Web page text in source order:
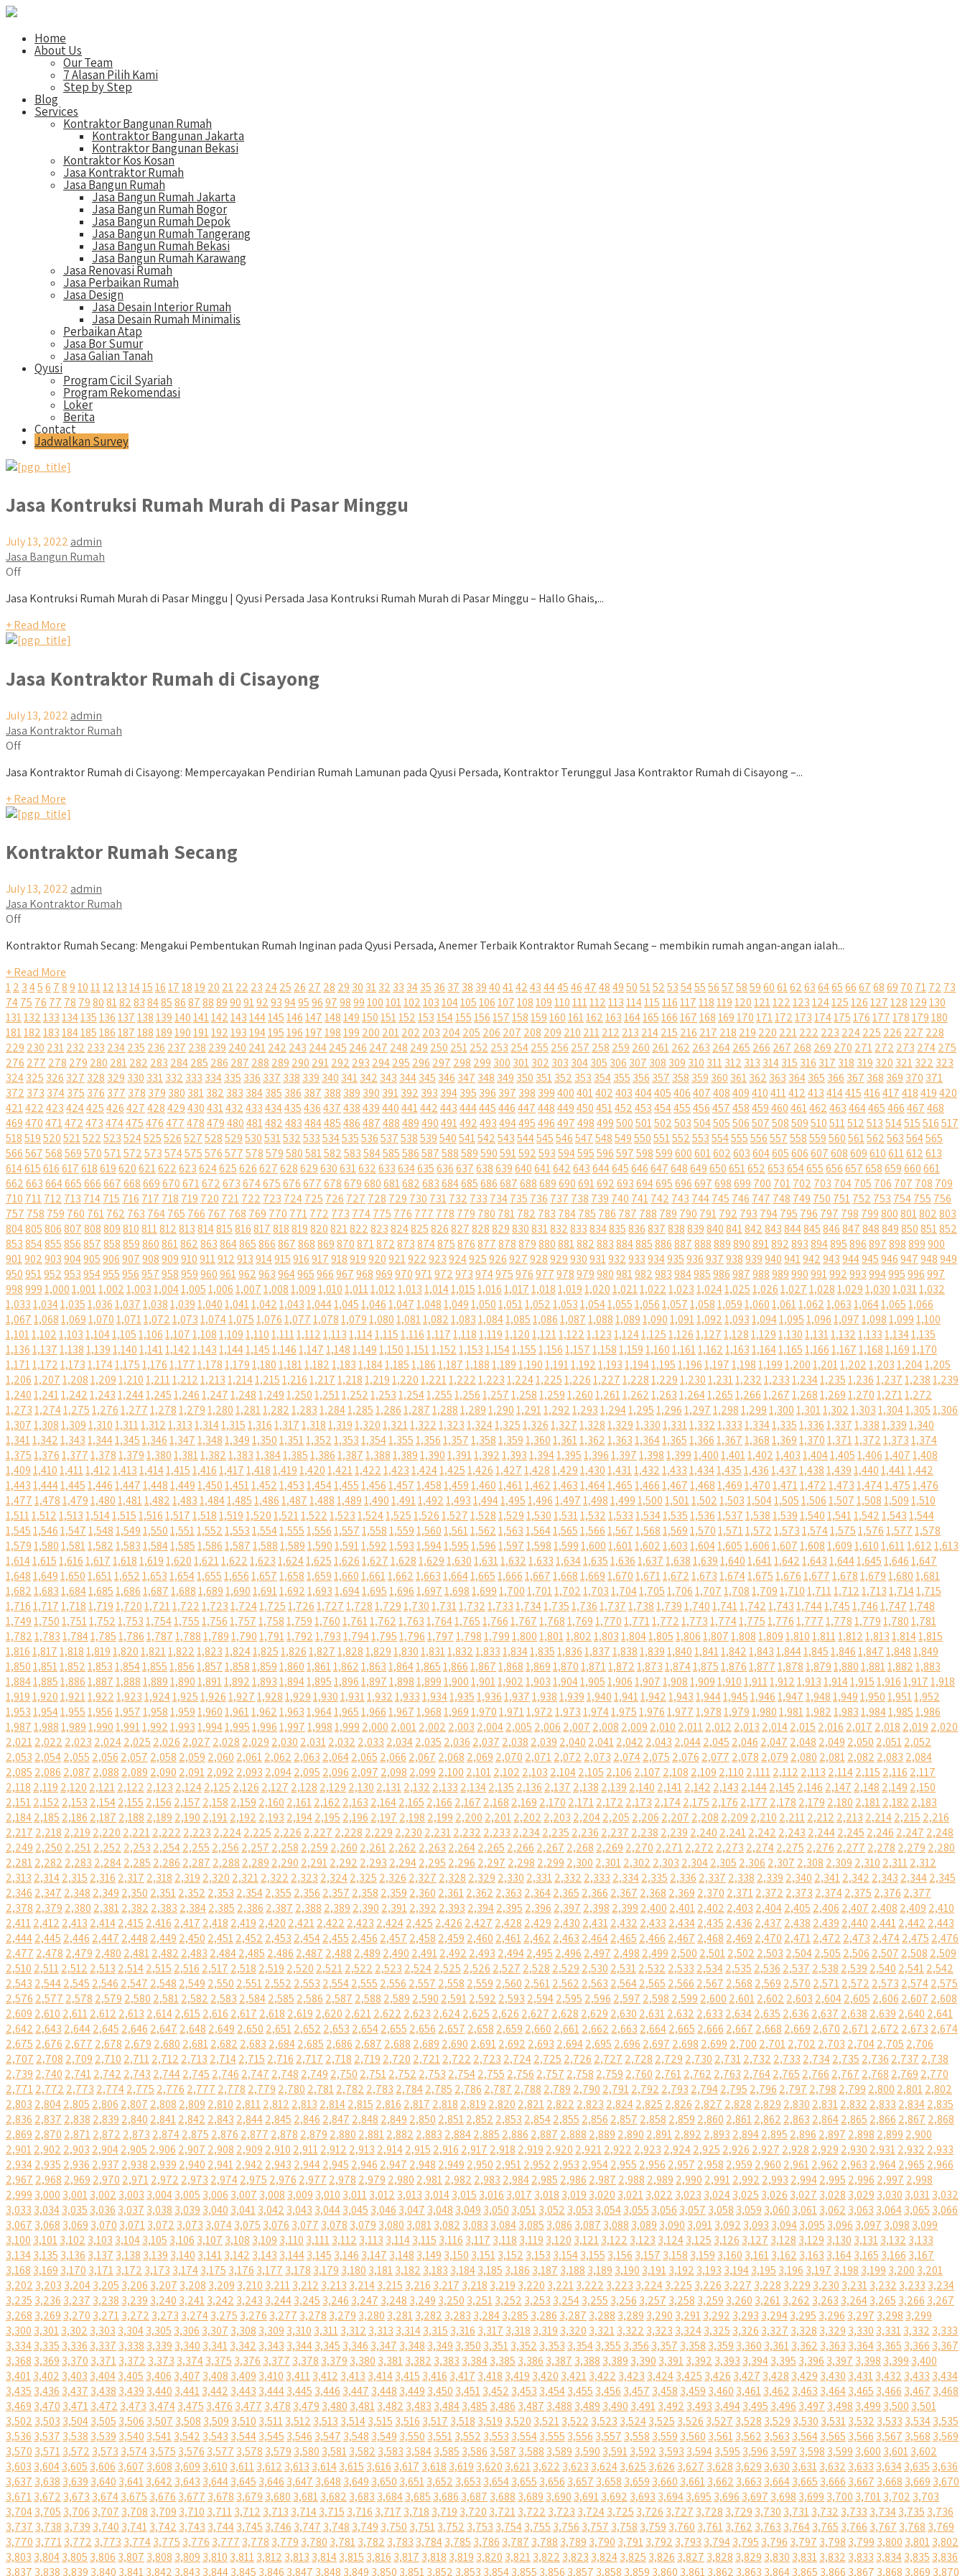
Home
About Us
Our Team
7 Alasan Pilih Kami
Step by Step
Blog
Services
Kontraktor Bangunan Rumah
Kontraktor Bangunan Jakarta
Kontraktor Bangunan Bekasi
Kontraktor Kos Kosan
Jasa Kontraktor Rumah
Jasa Bangun Rumah
Jasa Bangun Rumah Jakarta
Jasa Bangun Rumah Bogor
Jasa Bangun Rumah Depok
Jasa Bangun Rumah Tangerang
Jasa Bangun Rumah Bekasi
Jasa Bangun Rumah Karawang
Jasa Renovasi Rumah
Jasa Perbaikan Rumah
Jasa Design
Jasa Desain Interior Rumah
Jasa Desain Rumah Minimalis
Perbaikan Atap
Jasa Bor Sumur
Jasa Galian Tanah
Qyusi
Program Cicil Syariah
Program Rekomendasi
Loker
Berita
Contact
Jadwalkan Survey
Jasa Kontruksi Rumah Murah di Pasar Minggu
July 13, 2022 admin
Jasa Bangun Rumah
Off
Jasa Kontruksi Rumah Murah di Pasar Minggu | Qyusi Persada Jasa Kontruksi Rumah Murah di Pasar Minggu – Hallo Ghais,...
+ Read More
Jasa Kontraktor Rumah di Cisayong
July 13, 2022 admin
Jasa Kontraktor Rumah
Off
Jasa Kontraktor Rumah di Cisayong: Mempercayakan Pendirian Rumah Lamunan pada Qyusi Persada, Kontraktor Terunggul Jasa Kontraktor Rumah di Cisayong –...
+ Read More
Kontraktor Rumah Secang
July 13, 2022 admin
Jasa Kontraktor Rumah
Off
Kontraktor Rumah Secang: Mengakui Pembentukan Rumah Inginan pada Qyusi Persada, Anemer Terbaik Kontraktor Rumah Secang – membikin rumah angan-angan ialah...
+ Read More
12 3456 78910111213141516171819 20 2122 23 2425 26 27 28 29 30 3132 33 3435 36 37 38 39404142434445464748495051525354555657585960616263646566676869 70 7172 73
7475 76 77 78 798081828384858687888990919293949596979899100101102103104105106107108109110111112113114115116117118119120121122123124125126127128129130
131132133134135136137138139140141142143144145146147148149150151152153154155156157158159160161162163164165166167168169170171172173174175176177178179180
181182183184185186187188189190191192193194195196197198199 200 201202 203 204205 206 207 208 209 210 211212 213 214215 216 217 218 219 220 221222 223 224225 226 227 228
229 230 231232 233 234235 236 237 238 239 240 241242 243 244245 246 247 248 249 250 251252 253 254255 256 257 258 259 260 261262 263 264265 266 267 268 269 270 271272 273 274275
276 277 278 279 280 281282 283 284285 286 287 288 289 290 291292 293 294295 296 297 298 299 300 301302 303 304305 306 307 308 309 310 311312 313 314315 316 317 318 319 320 321322 323
324325 326 327 328 329 330 331332 333 334335 336 337 338 339 340 341342 343 344345 346 347 348 349 350 351352 353 354355 356 357 358 359 360 361362 363 364365 366 367 368 369 370 371
372 373 374375 376 377 378 379 380 381382 383 384385 386 387 388 389 390 391392 393 394395 396 397 398 399400401402403404405406407408409410411412413414415416417418419420
421422423424425426427428429430431432433434435436437438439440441442443444445446447448449450451452453454455456457458459460461462463464465466467468
469470471472473474475476477478479480481482483484485486487488489490491492493494495496497498499500501502503504505506507508509510511512513514515516517
518519520521522523524525526527528529530531532533534535536537538539540541542543544545546547548549550551552553554555556557558559560561562563564565
566567568569570571572573574575576577578579580581582583584585586587588589590591592593594595596597598599600601602603604605606607608609610611612613
614615616617618619620621622623624625626627628629630631632633634635636637638639640641642643644645646647648649650651652653654655656657658659660661
662663664665666667668669670671672673674675676677678679680681682683684685686687688689690691692693694695696697698699 700 701702 703 704705 706 707 708 709
710 711712 713 714715 716 717 718 719 720 721722 723 724725 726 727 728 729 730 731732 733 734735 736 737 738 739 740 741742 743 744745 746 747 748 749 750 751752 753 754755 756
757 758 759 760 761762 763 764765 766 767 768 769 770 771772 773 774775 776 777 778 779 780 781782 783 784785 786 787 788 789 790 791792 793 794795 796 797 798 799800801802803
804805806807808809810811812813814815816817818819820821822823824825826827828829830831832833834835836837838839840841842843844845846847848849850851852
853854855856857858859860861862863864865866867868869870871872873874875876877878879880881882883884885886887888889890891892893894895896897898899900
901902903904905906907908909910911912913914915916917918919920921922923924925926927928929930931932933934935936937938939940941942943944945946947948949
950951952953954955956957958959960961962963964965966967968969970971972973974975976977978979980981982983984985986987988989990991992993994995996997
9989991,0001,0011,0021,0031,0041,0051,0061,0071,0081,0091,0101,0111,0121,0131,0141,0151,0161,0171,0181,0191,0201,0211,0221,0231,0241,0251,0261,0271,0281,0291,0301,0311,032
1,0331,0341,0351,0361,0371,0381,0391,0401,0411,0421,0431,0441,0451,0461,0471,0481,0491,0501,0511,0521,0531,0541,0551,0561,0571,0581,0591,0601,0611,0621,0631,0641,0651,066
1,0671,0681,0691,0701,0711,0721,0731,0741,0751,0761,0771,0781,0791,0801,0811,0821,0831,0841,0851,0861,0871,0881,0891,0901,0911,0921,0931,0941,0951,0961,0971,0981,0991,100
1,1011,1021,1031,1041,1051,1061,1071,1081,1091,1101,1111,1121,1131,1141,1151,1161,1171,1181,1191,1201,1211,1221,1231,1241,1251,1261,1271,1281,1291,1301,1311,1321,1331,1341,135
1,1361,1371,1381,1391,1401,1411,1421,1431,1441,1451,1461,1471,1481,1491,1501,1511,1521,1531,1541,1551,1561,1571,1581,1591,1601,1611,1621,1631,1641,1651,1661,1671,1681,1691,170
1,1711,1721,1731,1741,1751,1761,1771,1781,1791,1801,1811,1821,1831,1841,1851,1861,1871,1881,1891,1901,1911,1921,1931,1941,1951,1961,1971,1981,1991,2001,2011,2021,2031,2041,205
1,2061,2071,2081,2091,2101,2111,2121,2131,2141,2151,2161,2171,2181,2191,2201,2211,2221,2231,2241,2251,2261,2271,2281,2291,2301,2311,2321,2331,2341,2351,2361,2371,2381,239
1,2401,2411,2421,2431,2441,2451,2461,2471,2481,2491,2501,2511,2521,2531,2541,2551,2561,2571,2581,2591,2601,2611,2621,2631,2641,2651,2661,2671,2681,2691,2701,2711,272
1,2731,2741,2751,2761,2771,2781,2791,2801,2811,2821,2831,2841,2851,2861,2871,2881,2891,2901,2911,2921,2931,2941,2951,2961,2971,2981,2991,3001,3011,3021,3031,3041,3051,306
1,3071,3081,3091,3101,3111,3121,3131,3141,3151,3161,3171,3181,3191,3201,3211,3221,3231,3241,3251,3261,3271,3281,3291,3301,3311,3321,3331,3341,3351,3361,3371,3381,3391,340
1,3411,3421,3431,3441,3451,3461,3471,3481,3491,3501,3511,3521,3531,3541,3551,3561,3571,3581,3591,3601,3611,3621,3631,3641,3651,3661,3671,3681,3691,3701,3711,3721,3731,374
1,3751,3761,3771,3781,3791,3801,3811,3821,3831,3841,3851,3861,3871,3881,3891,3901,3911,3921,3931,3941,3951,3961,3971,3981,3991,4001,4011,4021,4031,4041,4051,4061,4071,408
1,4091,4101,4111,4121,4131,4141,4151,4161,4171,4181,4191,4201,4211,4221,4231,4241,4251,4261,4271,4281,4291,4301,4311,4321,4331,4341,4351,4361,4371,4381,4391,4401,4411,442
1,4431,4441,4451,4461,4471,4481,4491,4501,4511,4521,4531,4541,4551,4561,4571,4581,4591,4601,4611,4621,4631,4641,4651,4661,4671,4681,4691,4701,4711,4721,4731,4741,4751,476
1,4771,4781,4791,4801,4811,4821,4831,4841,4851,4861,4871,4881,4891,4901,4911,4921,4931,4941,4951,4961,4971,4981,4991,5001,5011,5021,5031,5041,5051,5061,5071,5081,5091,510
1,5111,5121,5131,5141,5151,5161,5171,5181,5191,5201,5211,5221,5231,5241,5251,5261,5271,5281,5291,5301,5311,5321,5331,5341,5351,5361,5371,5381,5391,5401,5411,5421,5431,544
1,5451,5461,5471,5481,5491,5501,5511,5521,5531,5541,5551,5561,5571,5581,5591,5601,5611,5621,5631,5641,5651,5661,5671,5681,5691,5701,5711,5721,5731,5741,5751,5761,5771,578
1,5791,5801,5811,5821,5831,5841,5851,5861,5871,5881,5891,5901,5911,5921,5931,5941,5951,5961,5971,5981,5991,6001,6011,6021,6031,6041,6051,6061,6071,6081,6091,6101,6111,6121,613
1,6141,6151,6161,6171,6181,6191,6201,6211,6221,6231,6241,6251,6261,6271,6281,6291,6301,6311,6321,6331,6341,6351,6361,6371,6381,6391,6401,6411,6421,6431,6441,6451,6461,647
1,6481,6491,6501,6511,6521,6531,6541,6551,6561,6571,6581,6591,6601,6611,6621,6631,6641,6651,6661,6671,6681,6691,6701,6711,6721,6731,6741,6751,6761,6771,6781,6791,6801,681
1,6821,6831,6841,6851,6861,6871,6881,6891,6901,6911,6921,6931,6941,6951,6961,6971,6981,6991,7001,7011,7021,7031,7041,7051,7061,7071,7081,7091,7101,7111,7121,7131,7141,715
1,7161,7171,7181,7191,7201,7211,7221,7231,7241,7251,7261,7271,7281,7291,7301,7311,7321,7331,7341,7351,7361,7371,7381,7391,7401,7411,7421,7431,7441,7451,7461,7471,748
1,7491,7501,7511,7521,7531,7541,7551,7561,7571,7581,7591,7601,7611,7621,7631,7641,7651,7661,7671,7681,7691,7701,7711,7721,7731,7741,7751,7761,7771,7781,7791,7801,781
1,7821,7831,7841,7851,7861,7871,7881,7891,7901,7911,7921,7931,7941,7951,7961,7971,7981,7991,8001,8011,8021,8031,8041,8051,8061,8071,8081,8091,8101,8111,8121,8131,8141,815
1,8161,8171,8181,8191,8201,8211,8221,8231,8241,8251,8261,8271,8281,8291,8301,8311,8321,8331,8341,8351,8361,8371,8381,8391,8401,8411,8421,8431,8441,8451,8461,8471,8481,849
1,8501,8511,8521,8531,8541,8551,8561,8571,8581,8591,8601,8611,8621,8631,8641,8651,8661,8671,8681,8691,8701,8711,8721,8731,8741,8751,8761,8771,8781,8791,8801,8811,8821,883
1,8841,8851,8861,8871,8881,8891,8901,8911,8921,8931,8941,8951,8961,8971,8981,8991,9001,9011,9021,9031,9041,9051,9061,9071,9081,9091,9101,9111,9121,9131,9141,9151,9161,9171,918
1,9191,9201,9211,9221,9231,9241,9251,9261,9271,9281,9291,9301,9311,9321,9331,9341,9351,9361,9371,9381,9391,9401,9411,9421,9431,9441,9451,9461,9471,9481,9491,9501,9511,952
1,9531,9541,9551,9561,9571,9581,9591,9601,9611,9621,9631,9641,9651,9661,9671,9681,9691,9701,9711,9721,9731,9741,9751,9761,9771,9781,9791,9801,9811,9821,9831,9841,9851,986
1,9871,9881,9891,9901,9911,9921,9931,9941,9951,9961,9971,9981,999 2,000 2,0012,002 2,003 2,0042,005 2,006 2,007 2,008 2,009 2,010 2,0112,012 2,013 2,0142,015 2,016 2,017 2,018 2,019 2,020
2,0212,022 2,023 2,0242,025 2,026 2,027 2,028 2,029 2,030 2,0312,032 2,033 2,0342,035 2,036 2,037 2,038 2,039 2,040 2,0412,042 2,043 2,0442,045 2,046 2,047 2,048 2,049 2,050 2,0512,052
2,053 2,0542,055 2,056 2,057 2,058 2,059 2,060 2,0612,062 2,063 2,0642,065 2,066 2,067 2,068 2,069 2,070 2,0712,072 2,073 2,0742,075 2,076 2,077 2,078 2,079 2,080 2,0812,082 2,083 2,084
2,085 2,086 2,087 2,088 2,089 2,090 2,0912,092 2,093 2,0942,095 2,096 2,097 2,098 2,099 2,100 2,1012,102 2,103 2,1042,105 2,106 2,107 2,108 2,109 2,110 2,1112,112 2,113 2,1142,115 2,116 2,117
2,118 2,119 2,120 2,1212,122 2,123 2,1242,125 2,126 2,127 2,128 2,129 2,130 2,1312,132 2,133 2,1342,135 2,136 2,137 2,138 2,139 2,140 2,1412,142 2,143 2,1442,145 2,146 2,147 2,148 2,149 2,150
2,1512,152 2,153 2,1542,155 2,156 2,157 2,158 2,159 2,160 2,1612,162 2,163 2,1642,165 2,166 2,167 2,168 2,169 2,170 2,1712,172 2,173 2,1742,175 2,176 2,177 2,178 2,179 2,180 2,1812,182 2,183
2,1842,185 2,186 2,187 2,188 2,189 2,190 2,1912,192 2,193 2,1942,195 2,196 2,197 2,198 2,199 2,200 2,2012,202 2,203 2,2042,205 2,206 2,207 2,208 2,209 2,210 2,2112,212 2,213 2,2142,215 2,216
2,217 2,218 2,219 2,220 2,2212,222 2,223 2,2242,225 2,226 2,227 2,228 2,229 2,230 2,2312,232 2,233 2,2342,235 2,236 2,237 2,238 2,239 2,240 2,2412,242 2,243 2,2442,245 2,246 2,247 2,248
2,249 2,250 2,2512,252 2,253 2,2542,255 2,256 2,257 2,258 2,259 2,260 2,2612,262 2,263 2,2642,265 2,266 2,267 2,268 2,269 2,270 2,2712,272 2,273 2,2742,275 2,276 2,277 2,278 2,279 2,280
2,2812,282 2,283 2,2842,285 2,286 2,287 2,288 2,289 2,290 2,2912,292 2,293 2,2942,295 2,296 2,297 2,298 2,299 2,300 2,3012,302 2,303 2,3042,305 2,306 2,307 2,308 2,309 2,310 2,3112,312
2,313 2,3142,315 2,316 2,317 2,318 2,319 2,320 2,3212,322 2,323 2,3242,325 2,326 2,327 2,328 2,329 2,330 2,3312,332 2,333 2,3342,335 2,336 2,337 2,338 2,339 2,340 2,3412,342 2,343 2,3442,345
2,346 2,347 2,348 2,349 2,350 2,3512,352 2,353 2,3542,355 2,356 2,357 2,358 2,359 2,360 2,3612,362 2,363 2,3642,365 2,366 2,367 2,368 2,369 2,370 2,3712,372 2,373 2,3742,375 2,376 2,377
2,378 2,379 2,380 2,3812,382 2,383 2,3842,385 2,386 2,387 2,388 2,389 2,390 2,3912,392 2,393 2,3942,395 2,396 2,397 2,398 2,399 2,400 2,4012,402 2,403 2,4042,405 2,406 2,407 2,408 2,409 2,410
2,4112,412 2,413 2,4142,415 2,416 2,417 2,418 2,419 2,420 2,4212,422 2,423 2,4242,425 2,426 2,427 2,428 2,429 2,430 2,4312,432 2,433 2,4342,435 2,436 2,437 2,438 2,439 2,440 2,4412,442 2,443
2,4442,445 2,446 2,447 2,448 2,449 2,450 2,4512,452 2,453 2,4542,455 2,456 2,457 2,458 2,459 2,460 2,4612,462 2,463 2,4642,465 2,466 2,467 2,468 2,469 2,470 2,4712,472 2,473 2,4742,475 2,476
2,477 2,478 2,479 2,480 2,4812,482 2,483 2,4842,485 2,486 2,487 2,488 2,489 2,490 2,4912,492 2,493 2,4942,495 2,496 2,497 2,498 2,499 2,500 2,5012,502 2,503 2,5042,505 2,506 2,507 2,508 2,509
2,510 2,5112,512 2,513 2,5142,515 2,516 2,517 2,518 2,519 2,520 2,5212,522 2,523 2,5242,525 2,526 2,527 2,528 2,529 2,530 2,5312,532 2,533 2,5342,535 2,536 2,537 2,538 2,539 2,540 2,5412,542
2,543 2,5442,545 2,546 2,547 2,548 2,549 2,550 2,5512,552 2,553 2,5542,555 2,556 2,557 2,558 2,559 2,560 2,5612,562 2,563 2,5642,565 2,566 2,567 2,568 2,569 2,570 2,5712,572 2,573 2,5742,575
2,576 2,577 2,578 2,579 2,580 2,5812,582 2,583 2,5842,585 2,586 2,587 2,588 2,589 2,590 2,5912,592 2,593 2,5942,595 2,596 2,597 2,598 2,599 2,600 2,6012,602 2,603 2,6042,605 2,606 2,607 2,608
2,609 2,610 2,6112,612 2,613 2,6142,615 2,616 2,617 2,618 2,619 2,620 2,6212,622 2,623 2,6242,625 2,626 2,627 2,628 2,629 2,630 2,6312,632 2,633 2,6342,635 2,636 2,637 2,638 2,639 2,640 2,641
2,642 2,643 2,6442,645 2,646 2,647 2,648 2,649 2,650 2,6512,652 2,653 2,6542,655 2,656 2,657 2,658 2,659 2,660 2,6612,662 2,663 2,6642,665 2,666 2,667 2,668 2,669 2,670 2,6712,672 2,673 2,674
2,675 2,676 2,677 2,678 2,679 2,680 2,6812,682 2,683 2,6842,685 2,686 2,687 2,688 2,689 2,690 2,6912,692 2,693 2,6942,695 2,696 2,697 2,698 2,699 2,700 2,7012,702 2,703 2,7042,705 2,706
2,707 2,708 2,709 2,710 2,7112,712 2,713 2,7142,715 2,716 2,717 2,718 2,719 2,720 2,7212,722 2,723 2,7242,725 2,726 2,727 2,728 2,729 2,730 2,7312,732 2,733 2,7342,735 2,736 2,737 2,738
2,739 2,740 2,7412,742 2,743 2,7442,745 2,746 2,747 2,748 2,749 2,750 2,7512,752 2,753 2,7542,755 2,756 2,757 2,758 2,759 2,760 2,7612,762 2,763 2,7642,765 2,766 2,767 2,768 2,769 2,770
2,7712,772 2,773 2,7742,775 2,776 2,777 2,778 2,779 2,780 2,7812,782 2,783 2,7842,785 2,786 2,787 2,788 2,789 2,790 2,7912,792 2,793 2,7942,795 2,796 2,797 2,798 2,799 2,800 2,8012,802
2,803 2,8042,805 2,806 2,807 2,808 2,809 2,810 2,8112,812 2,813 2,8142,815 2,816 2,817 2,818 2,819 2,820 2,8212,822 2,823 2,8242,825 2,826 2,827 2,828 2,829 2,830 2,8312,832 2,833 2,8342,835
2,836 2,837 2,838 2,839 2,840 2,8412,842 2,843 2,8442,845 2,846 2,847 2,848 2,849 2,850 2,8512,852 2,853 2,8542,855 2,856 2,857 2,858 2,859 2,860 2,8612,862 2,863 2,8642,865 2,866 2,867 2,868
2,869 2,870 2,8712,872 2,873 2,8742,875 2,876 2,877 2,878 2,879 2,880 2,8812,882 2,883 2,8842,885 2,886 2,887 2,888 2,889 2,890 2,8912,892 2,893 2,8942,895 2,896 2,897 2,898 2,899 2,900
2,9012,902 2,903 2,9042,905 2,906 2,907 2,908 2,909 2,910 2,9112,912 2,913 2,9142,915 2,916 2,917 2,918 2,919 2,920 2,9212,922 2,923 2,9242,925 2,926 2,927 2,928 2,929 2,930 2,9312,932 2,933
2,9342,935 2,936 2,937 2,938 2,939 2,940 2,9412,942 2,943 2,9442,945 2,946 2,947 2,948 2,949 2,950 2,9512,952 2,953 2,9542,955 2,956 2,957 2,958 2,959 2,960 2,9612,962 2,963 2,9642,965 2,966
2,967 2,968 2,969 2,970 2,9712,972 2,973 2,9742,975 2,976 2,977 2,978 2,979 2,980 2,9812,982 2,983 2,9842,985 2,986 2,987 2,988 2,989 2,990 2,9912,992 2,993 2,9942,995 2,996 2,997 2,998
2,999 3,000 3,0013,002 3,003 3,0043,005 3,006 3,007 3,008 3,009 3,010 3,0113,012 3,013 3,0143,015 3,016 3,017 3,018 3,019 3,020 3,0213,022 3,023 3,0243,025 3,026 3,027 3,028 3,029 3,030 3,0313,032
3,033 3,0343,035 3,036 3,037 3,038 3,039 3,040 3,0413,042 3,043 3,0443,045 3,046 3,047 3,048 3,049 3,050 3,0513,052 3,053 3,0543,055 3,056 3,057 3,058 3,059 3,060 3,0613,062 3,063 3,0643,065 3,066
3,067 3,068 3,069 3,070 3,0713,072 3,073 3,0743,075 3,076 3,077 3,078 3,079 3,080 3,0813,082 3,083 3,0843,085 3,086 3,087 3,088 3,089 3,090 3,0913,092 3,093 3,0943,095 3,096 3,097 3,098 3,099
3,100 3,1013,102 3,103 3,1043,105 3,106 3,107 3,108 3,109 3,110 3,1113,112 3,113 3,1143,115 3,116 3,117 3,118 3,119 3,120 3,1213,122 3,123 3,1243,125 3,126 3,127 3,128 3,129 3,130 3,1313,132 3,133
3,1343,135 3,136 3,137 3,138 3,139 3,140 3,1413,142 3,143 3,1443,145 3,146 3,147 3,148 3,149 3,150 3,1513,152 3,153 3,1543,155 3,156 3,157 3,158 3,159 3,160 3,1613,162 3,163 3,1643,165 3,166 3,167
3,168 3,169 3,170 3,1713,172 3,173 3,1743,175 3,176 3,177 3,178 3,179 3,180 3,1813,182 3,183 3,1843,185 3,186 3,187 3,188 3,189 3,190 3,1913,192 3,193 3,1943,195 3,196 3,197 3,198 3,199 3,200 3,201
3,202 3,203 3,2043,205 3,206 3,207 3,208 3,209 3,210 3,2113,212 3,213 3,2143,215 3,216 3,217 3,218 3,219 3,220 3,2213,222 3,223 3,2243,225 3,226 3,227 3,228 3,229 3,230 3,2313,232 3,233 3,234
3,235 3,236 3,237 3,238 3,239 3,240 3,2413,242 3,243 3,2443,245 3,246 3,247 3,248 3,249 3,250 3,2513,252 3,253 3,2543,255 3,256 3,257 3,258 3,259 3,260 3,2613,262 3,263 3,2643,265 3,266 3,267
3,268 3,269 3,270 3,2713,272 3,273 3,2743,275 3,276 3,277 3,278 3,279 3,280 3,2813,282 3,283 3,2843,285 3,286 3,287 3,288 3,289 3,290 3,2913,292 3,293 3,2943,295 3,296 3,297 3,298 3,299
3,300 3,3013,302 3,303 3,3043,305 3,306 3,307 3,308 3,309 3,310 3,3113,312 3,313 3,3143,315 3,316 3,317 3,318 3,319 3,320 3,3213,322 3,323 3,3243,325 3,326 3,327 3,328 3,329 3,330 3,3313,332 3,333
3,3343,335 3,336 3,337 3,338 3,339 3,340 3,3413,342 3,343 3,3443,345 3,346 3,347 3,348 3,349 3,350 3,3513,352 3,353 3,3543,355 3,356 3,357 3,358 3,359 3,360 3,3613,362 3,363 3,3643,365 3,366 3,367
3,368 3,369 3,370 3,3713,372 3,373 3,3743,375 3,376 3,377 3,378 3,379 3,380 3,3813,382 3,383 3,3843,385 3,386 3,387 3,388 3,389 3,390 3,3913,392 3,393 3,3943,395 3,396 3,397 3,398 3,399 3,400
3,4013,402 3,403 3,4043,405 3,406 3,407 3,408 3,409 3,410 3,4113,412 3,413 3,4143,415 3,416 3,417 3,418 3,419 3,420 3,4213,422 3,423 3,4243,425 3,426 3,427 3,428 3,429 3,430 3,4313,432 3,433 3,434
3,435 3,436 3,437 3,438 3,439 3,440 3,4413,442 3,443 3,4443,445 3,446 3,447 3,448 3,449 3,450 3,4513,452 3,453 3,4543,455 3,456 3,457 3,458 3,459 3,460 3,4613,462 3,463 3,4643,465 3,466 3,467 3,468
3,469 3,470 3,4713,472 3,473 3,4743,475 3,476 3,477 3,478 3,479 3,480 3,4813,482 3,483 3,4843,485 3,486 3,487 3,488 3,489 3,490 3,4913,492 3,493 3,4943,495 3,496 3,497 3,498 3,499 3,500 3,501
3,502 3,503 3,5043,505 3,506 3,507 3,508 3,509 3,510 3,5113,512 3,513 3,5143,515 3,516 3,517 3,518 3,519 3,520 3,5213,522 3,523 3,5243,525 3,526 3,527 3,528 3,529 3,530 3,5313,532 3,533 3,5343,535
3,536 3,537 3,538 3,539 3,540 3,5413,542 3,543 3,5443,545 3,546 3,547 3,548 3,549 3,550 3,5513,552 3,553 3,5543,555 3,556 3,557 3,558 3,559 3,560 3,5613,562 3,563 3,5643,565 3,566 3,567 3,568 3,569
3,570 3,5713,572 3,573 3,5743,575 3,576 3,577 3,578 3,579 3,580 3,5813,582 3,583 3,5843,585 3,586 3,587 3,588 3,589 3,590 3,5913,592 3,593 3,5943,595 3,596 3,597 3,598 3,599 3,600 3,6013,602
3,603 3,6043,605 3,606 3,607 3,608 3,609 3,610 3,6113,612 3,613 3,6143,615 3,616 3,617 3,618 3,619 3,620 3,6213,622 3,623 3,6243,625 3,626 3,627 3,628 3,629 3,630 3,6313,632 3,633 3,6343,635 3,636
3,637 3,638 3,639 3,640 3,6413,642 3,643 3,6443,645 3,646 3,647 3,648 3,649 3,650 3,6513,652 3,653 3,6543,655 3,656 3,657 3,658 3,659 3,660 3,6613,662 3,663 3,6643,665 3,666 3,667 3,668 3,669 3,670
3,6713,672 3,673 3,6743,675 3,676 3,677 3,678 3,679 3,680 3,6813,682 3,683 3,6843,685 3,686 3,687 3,688 3,689 3,690 3,6913,692 3,693 3,6943,695 3,696 3,697 3,698 3,699 3,700 3,7013,702 3,703
3,7043,705 3,706 3,707 3,708 3,709 3,710 3,7113,712 3,713 3,7143,715 3,716 3,717 3,718 3,719 3,720 3,7213,722 3,723 3,7243,725 3,726 3,727 3,728 3,729 3,730 3,7313,732 3,733 3,7343,735 3,736
3,737 3,738 3,739 3,740 3,7413,742 3,743 3,7443,745 3,746 3,747 3,748 3,749 3,750 3,7513,752 3,753 3,7543,755 3,756 3,757 3,758 3,759 3,760 3,7613,762 3,763 3,7643,765 3,766 3,767 3,768 3,769
3,770 3,7713,772 3,773 3,7743,775 3,776 3,777 3,778 3,779 3,780 3,7813,782 3,783 3,7843,785 3,786 3,787 3,788 3,789 3,790 3,7913,792 3,793 3,7943,795 3,796 3,797 3,798 3,799 3,800 3,8013,802
3,803 3,8043,805 3,806 3,807 3,808 3,809 3,810 3,8113,812 3,813 3,8143,815 3,816 3,817 3,818 3,819 3,820 3,8213,822 3,823 3,8243,825 3,826 3,827 3,828 3,829 3,830 3,8313,832 3,833 3,8343,835 3,836
3,837 3,838 3,839 3,840 3,8413,842 3,843 3,8443,845 3,846 3,847 3,848 3,849 3,850 3,8513,852 3,853 3,8543,855 3,856 3,857 3,858 3,859 3,860 3,8613,862 3,863 3,8643,865 3,866 3,867 3,868 3,869 3,870